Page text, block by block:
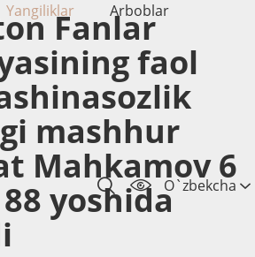
Yangiliklar Arboblar
O`zbekcha
Fanlar
faol
mashhur
Mahkamov 6
yoshida